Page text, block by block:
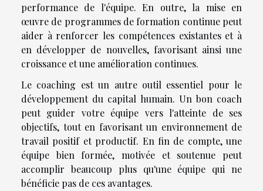
performance de l'équipe. En outre, la mise en
œuvre de programmes de formation continue peut
aider à renforcer les compétences existantes et à
en développer de nouvelles, favorisant ainsi une
croissance et une amélioration continues.
Le coaching est un autre outil essentiel pour le
développement du capital humain. Un bon coach
peut guider votre équipe vers l'atteinte de ses
objectifs, tout en favorisant un environnement de
travail positif et productif. En fin de compte, une
équipe bien formée, motivée et soutenue peut
accomplir beaucoup plus qu'une équipe qui ne
bénéficie pas de ces avantages.